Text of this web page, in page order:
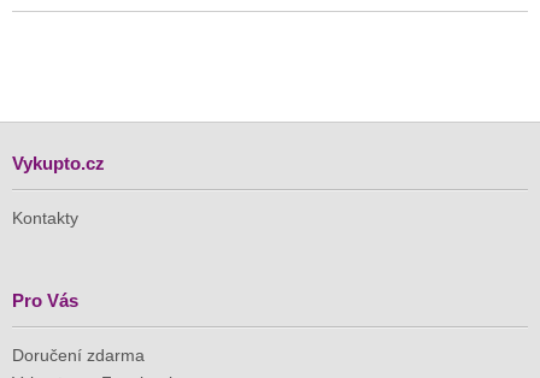
Vykupto.cz
Kontakty
Pro Vás
Doručení zdarma